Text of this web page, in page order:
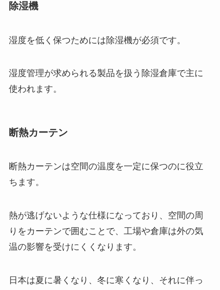
除湿機
湿度を低く保つためには除湿機が必須です。
湿度管理が求められる製品を扱う除湿倉庫で主に
使われます。
断熱カーテン
断熱カーテンは空間の温度を一定に保つのに役立
ちます。
熱が逃げないような仕様になっており、空間の周
りをカーテンで囲むことで、工場や倉庫は外の気
温の影響を受けにくくなります。
日本は夏に暑くなり、冬に寒くなり、それに伴っ